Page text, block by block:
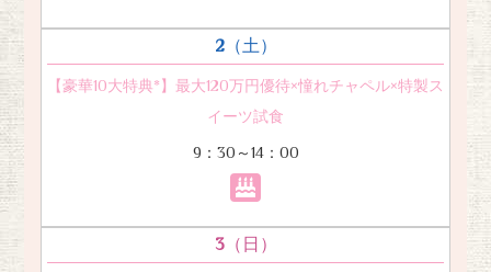
2（土）
【豪華10大特典*】最大120万円優待×憧れチャペル×特製ス
イーツ試食
9：30～14：00
3（日）